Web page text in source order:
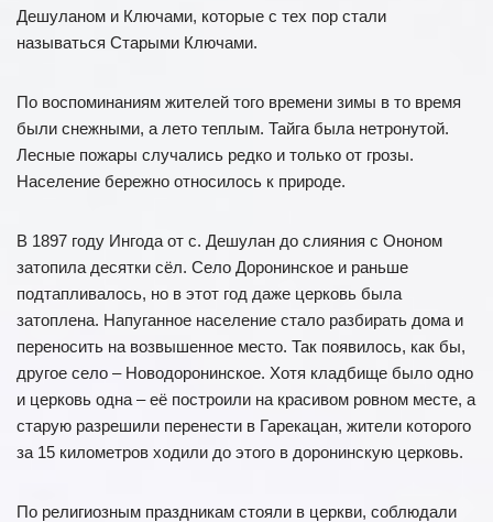
Дешуланом и Ключами, которые с тех пор стали
называться Старыми Ключами.
По воспоминаниям жителей того времени зимы в то время
были снежными, а лето теплым. Тайга была нетронутой.
Лесные пожары случались редко и только от грозы.
Население бережно относилось к природе.
В 1897 году Ингода от с. Дешулан до слияния с Ононом
затопила десятки сёл. Село Доронинское и раньше
подтапливалось, но в этот год даже церковь была
затоплена. Напуганное население стало разбирать дома и
переносить на возвышенное место. Так появилось, как бы,
другое село – Новодоронинское. Хотя кладбище было одно
и церковь одна – её построили на красивом ровном месте, а
старую разрешили перенести в Гарекацан, жители которого
за 15 километров ходили до этого в доронинскую церковь.
По религиозным праздникам стояли в церкви, соблюдали